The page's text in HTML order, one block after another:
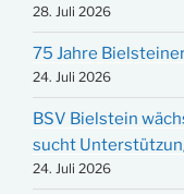
28. Juli 2026
75 Jahre
24. Juli 2026
BSV Bielstein
sucht
24. Juli 2026